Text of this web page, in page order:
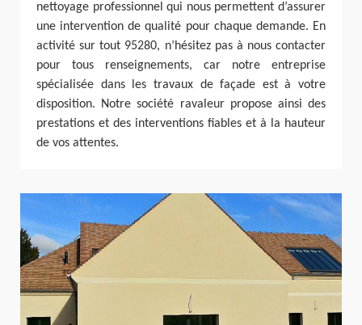
nettoyage professionnel qui nous permettent d’assurer
une intervention de qualité pour chaque demande. En
activité sur tout 95280, n’hésitez pas à nous contacter
pour tous renseignements, car notre entreprise
spécialisée dans les travaux de façade est à votre
disposition. Notre société ravaleur propose ainsi des
prestations et des interventions fiables et à la hauteur
de vos attentes.